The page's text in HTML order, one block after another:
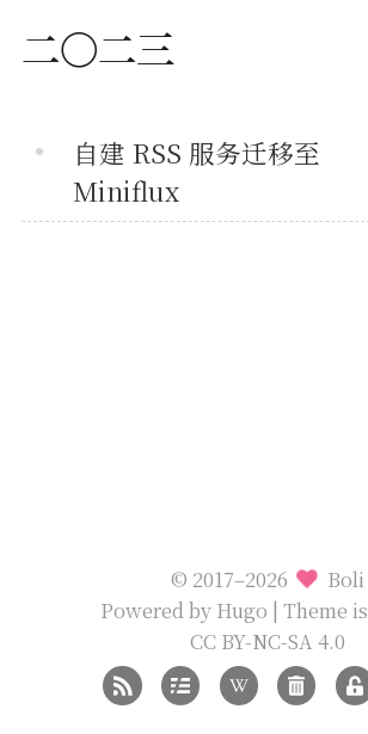
二〇二三
自建 RSS 服务迁移至
Miniflux
© 2017–2026
Boli
Powered by Hugo | Theme is
CC BY-NC-SA 4.0